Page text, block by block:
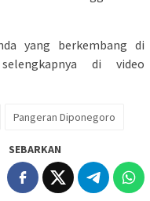
yang berkembang di
di video
Pangeran Diponegoro
SEBARKAN